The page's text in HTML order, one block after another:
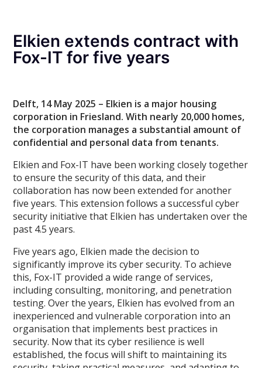
Elkien extends contract with
Fox-IT for five years
Delft, 14 May 2025 – Elkien is a major housing
corporation in Friesland. With nearly 20,000 homes,
the corporation manages a substantial amount of
confidential and personal data from tenants.
Elkien and Fox-IT have been working closely together
to ensure the security of this data, and their
collaboration has now been extended for another
five years. This extension follows a successful cyber
security initiative that Elkien has undertaken over the
past 4.5 years.
Five years ago, Elkien made the decision to
significantly improve its cyber security. To achieve
this, Fox-IT provided a wide range of services,
including consulting, monitoring, and penetration
testing. Over the years, Elkien has evolved from an
inexperienced and vulnerable corporation into an
organisation that implements best practices in
security. Now that its cyber resilience is well
established, the focus will shift to maintaining its